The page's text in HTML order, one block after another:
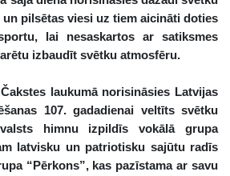
pilsētas viesi uz tiem aicināti doties
lai nesaskartos ar satiksmes
izbaudīt svētku atmosfēru.
laukumā norisināsies Latvijas
107. gadadienai veltīts svētku
himnu izpildīs vokālā grupa
latvisku un patriotisku sajūtu radīs
“Pērkons”, kas pazīstama ar savu